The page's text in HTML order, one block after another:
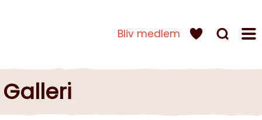
Bliv medlem
Galleri